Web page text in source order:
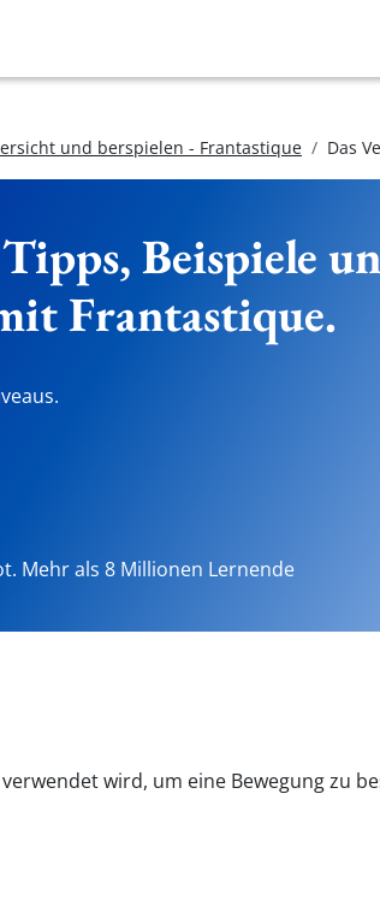
und berspielen - Frantastique Das
Beispiele
Frantastique.
Mehr als 8 Millionen Lernende
wird, um eine Bewegung zu